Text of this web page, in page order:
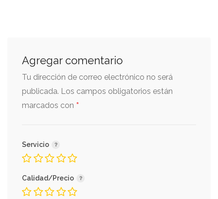
Agregar comentario
Tu dirección de correo electrónico no será
publicada. Los campos obligatorios están
marcados con *
Servicio
Calidad/Precio